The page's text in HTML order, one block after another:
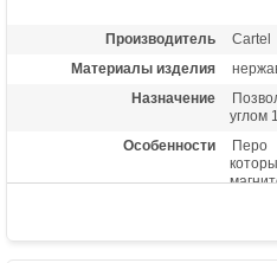
Производитель
Cartel
Материалы изделия
Назначение
углом
Особенности
Перо